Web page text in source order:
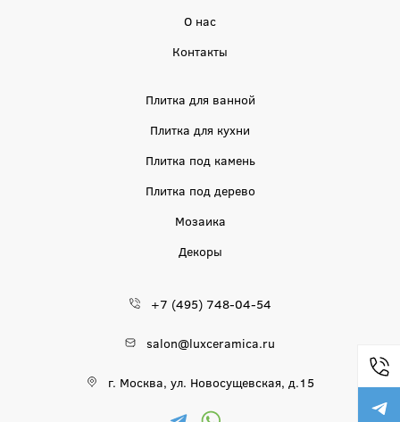
О нас
Контакты
Плитка для ванной
Плитка для кухни
Плитка под камень
Плитка под дерево
Мозаика
Декоры
+7 (495) 748-04-54
salon@luxceramica.ru
г. Москва, ул. Новосущевская, д.15